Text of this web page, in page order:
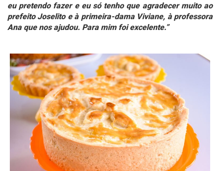
eu pretendo fazer e eu só tenho que agradecer muito ao
prefeito Joselito e à primeira-dama Viviane, à professora
Ana que nos ajudou. Para mim foi excelente.”